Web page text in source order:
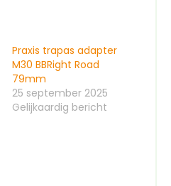
Praxis trapas adapter
M30 BBRight Road
79mm
25 september 2025
Gelijkaardig bericht